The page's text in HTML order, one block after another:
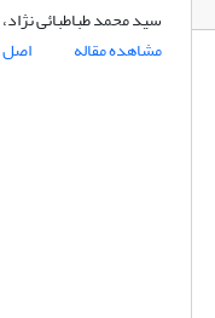
سید محمد طباطبائی
مشاهده مقاله
اصل